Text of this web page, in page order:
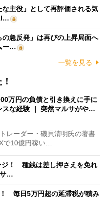
主役」として再評価される気
急反発」は再びの上昇局面へ
ー…
一覧を見る
万円の負債と引き換えに手に
スな経験 ｜ 突然マルサがや…
レーダー・磯貝清明氏の著書
で10億円稼い…
ジ！ 種銭は差し押さえを免れ
サ…
！ 毎日5万円超の延滞税が積み